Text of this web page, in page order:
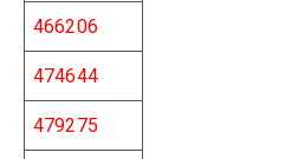
466206
474644
479275